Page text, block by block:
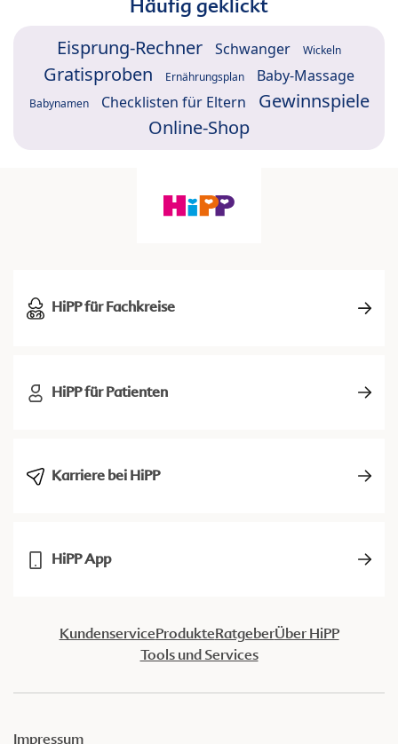
Häufig geklickt
Eisprung-Rechner Schwanger Wickeln
Gratisproben Ernährungsplan Baby-Massage
Babynamen Checklisten für Eltern
Gewinnspiele
Online-Shop
HiPP für Fachkreise
HiPP für Patienten
Karriere bei HiPP
HiPP App
KundenserviceProdukteRatgeberÜber HiPP
Tools und Services
Impressum